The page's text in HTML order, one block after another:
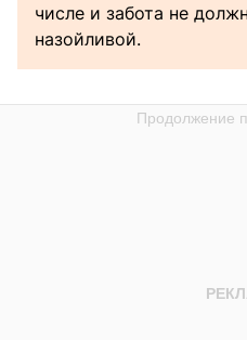
числе и забота не
назойливой.